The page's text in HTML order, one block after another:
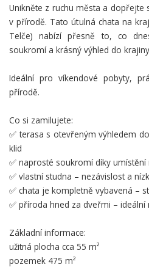
Unikněte z ruchu města a
v přírodě. Tato útulná chata na
Telče) nabízí přesně to, co
soukromí a krásný výhled do
Ideální pro víkendové pobyty,
přírodě.
Co si zamilujete:
✅ terasa s otevřeným výhledem
klid
✅ naprosté soukromí díky
✅ vlastní studna – nezávislost a
✅ chata je kompletně vybavená –
✅ příroda hned za dveřmi –
Základní informace:
užitná plocha cca 55 m²
pozemek 475 m²